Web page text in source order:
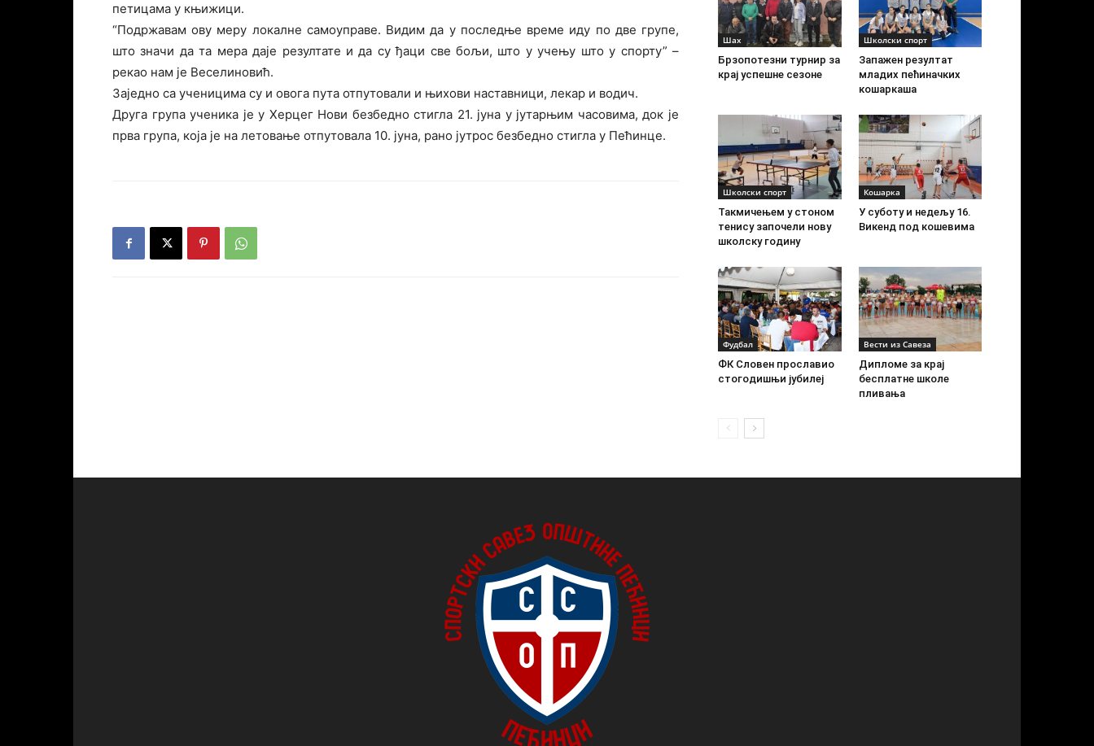
петицама у књижици.
“Подржавам ову меру локалне самоуправе. Видим да у последње време иду по две групе,
што значи да та мера даје резултате и да су ђаци све бољи, што у учењу што у спорту” –
рекао нам је Веселиновић.
Заједно са ученицима су и овога пута отпутовали и њихови наставници, лекар и водич.
Друга група ученика је у Херцег Нови безбедно стигла 21. јуна у јутарњим часовима, док је
прва група, која је на летовање отпутовала 10. јуна, рано јутрос безбедно стигла у Пећинце.
Шах
Брзопотезни турнир за
крај успешне сезоне
Школски спорт
Запажен резултат
младих пећиначких
кошаркаша
Школски спорт
Такмичењем у стоном
тенису започели нову
школску годину
Кошарка
У суботу и недељу 16.
Викенд под кошевима
Фудбал
ФК Словен прославио
стогодишњи јубилеј
Вести из Савеза
Дипломе за крај
бесплатне школе
пливања